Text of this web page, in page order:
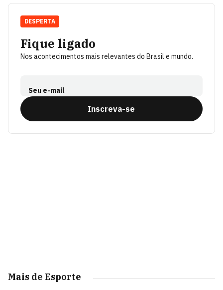
Fique ligado
Nos acontecimentos mais relevantes do Brasil e mundo.
Seu e-mail
Inscreva-se
DESPERTA
Mais de Esporte